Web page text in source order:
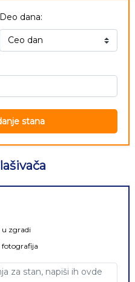
Deo dana:
stana
u zgradi
fotografija